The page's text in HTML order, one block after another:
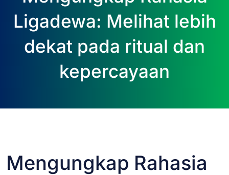
Ligadewa: Melihat lebih
dekat pada ritual dan
kepercayaan
Mengungkap Rahasia